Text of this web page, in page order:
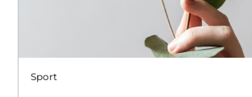
Sport